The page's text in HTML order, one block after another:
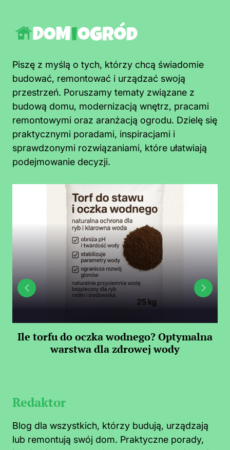
Piszę z myślą o tych, którzy chcą świadomie
budować, remontować i urządzać swoją
przestrzeń. Poruszamy tematy związane z
budową domu, modernizacją wnętrz, pracami
remontowymi oraz aranżacją ogrodu. Dzielę się
praktycznymi poradami, inspiracjami i
sprawdzonymi rozwiązaniami, które ułatwiają
podejmowanie decyzji.
Ile torfu do oczka wodnego? Optymalna
warstwa dla zdrowej wody
Redaktor
Blog dla wszystkich, którzy budują, urządzają
lub remontują swój dom. Praktyczne porady,